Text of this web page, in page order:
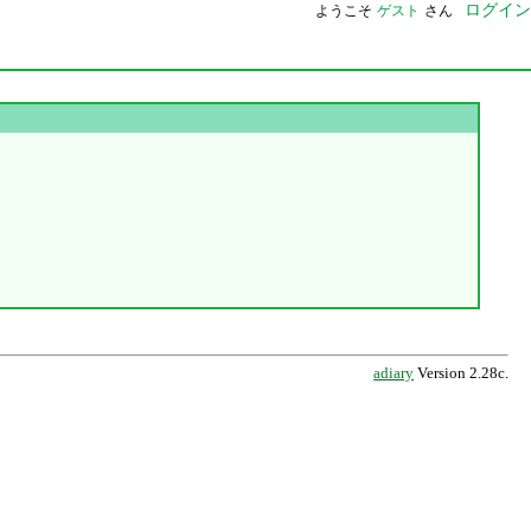
ようこそ ゲスト さん ログイン
adiary Version 2.28c.